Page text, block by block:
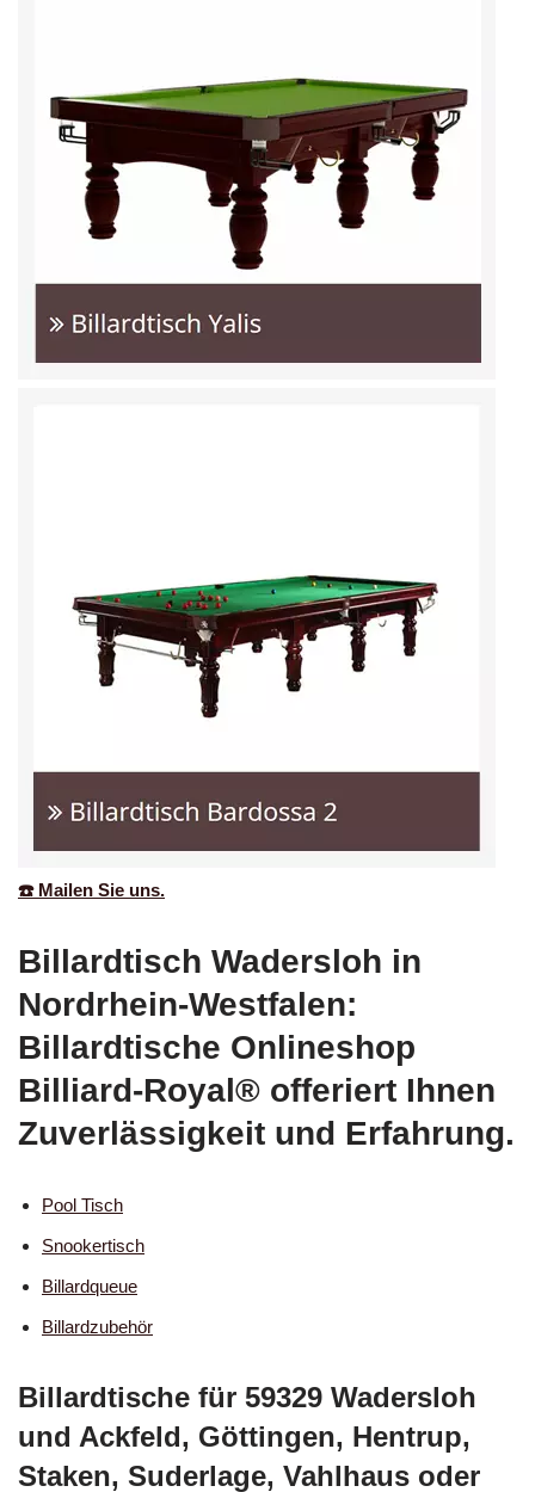
☎️ Mailen Sie uns.
Billardtisch Wadersloh in
Nordrhein-Westfalen:
Billardtische Onlineshop
Billiard-Royal® offeriert Ihnen
Zuverlässigkeit und Erfahrung.
Pool Tisch
Snookertisch
Billardqueue
Billardzubehör
Billardtische für 59329 Wadersloh
und Ackfeld, Göttingen, Hentrup,
Staken, Suderlage, Vahlhaus oder